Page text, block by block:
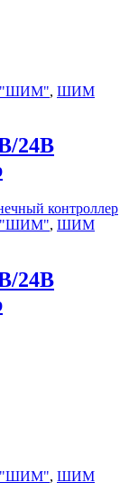
"ШИМ", ШИМ
24В
"ШИМ", ШИМ
24В
"ШИМ", ШИМ